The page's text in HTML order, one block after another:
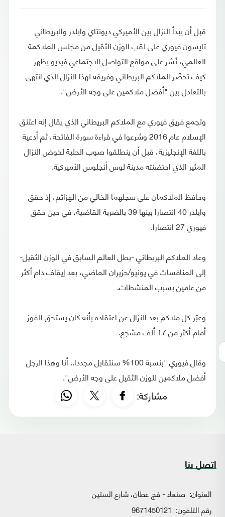
قبل أن يبدأ النزال بين الأميركي ديونتاي وايلدر والبريطاني
تايسون فيوري على لقب الوزن الثقيل من مجلس الملاكمة
العالمي، نُشر على مواقع التواصل الاجتماعي فيديو يظهر
كيف تحضّر الملاكم البريطاني وفريقه لهذا النزال الذي انتهى
بالتعادل بين "أفضل ملاكمين على وجه الأرض".
وتجمع فريق فيوري مع الملاكم البريطاني الذي يقال إنه اعتنق
الإسلام عام 2016 وشرعوا في قراءة سورة الفاتحة، ثم أدعية
باللغة الإنجليزية، قبل أن ينطلقوا صوب الحلبة لخوض النزال
المثير الذي احتضنته مدينة لوس أنجلوس الأميركية.
وحافظ الملاكمان على سجلهما الخالي من الهزائم، إذ حقق
وايلدر 40 انتصارا بينها 39 بالضربة القاضية، في حين حقق
فيوري 27 انتصارا.
وعاد الملاكم البريطاني -بطل العالم السابق في الوزن الثقيل-
إلى المنافسات في يونيو/حزيران الماضي، بعد إيقاف دام أكثر
من عامين بسبب المنشطات.
وعبّر كل ملاكم بعد النزال عن اعتقاده بأنه كان يستحق الفوز
أمام أكثر من 17 ألف مشجع.
وقال فيوري "بنسبة 100% سنتقابل مجددا.. أنا وهذا الرجل
أفضل ملاكمين للوزن الثقيل على وجه الأرض".
مشاركة:
اتصل بنا
العنوان: صنعاء - فج عطان، شارع الستين
رقم التلفون: 9671450121